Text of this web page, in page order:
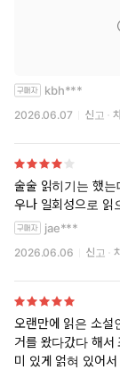
kbh***
2026.06.07 신고
술술 읽히기는 했는
우나 일회성으로 읽
jae***
2026.06.06 신고
오랜만에 읽은 소설
거를 왔다갔다 해서
미 있게 얽혀 있어